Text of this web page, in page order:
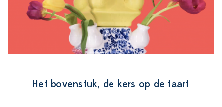
Het bovenstuk, de kers op de taart